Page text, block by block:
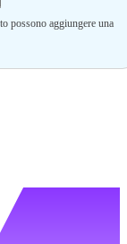
possono aggiungere una